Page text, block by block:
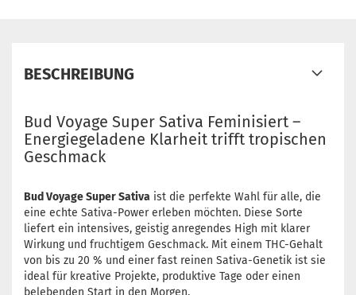
BESCHREIBUNG
Bud Voyage Super Sativa Feminisiert –
Energiegeladene Klarheit trifft tropischen
Geschmack
Bud Voyage Super Sativa ist die perfekte Wahl für alle, die
eine echte Sativa-Power erleben möchten. Diese Sorte
liefert ein intensives, geistig anregendes High mit klarer
Wirkung und fruchtigem Geschmack. Mit einem THC-Gehalt
von bis zu 20 % und einer fast reinen Sativa-Genetik ist sie
ideal für kreative Projekte, produktive Tage oder einen
belebenden Start in den Morgen.